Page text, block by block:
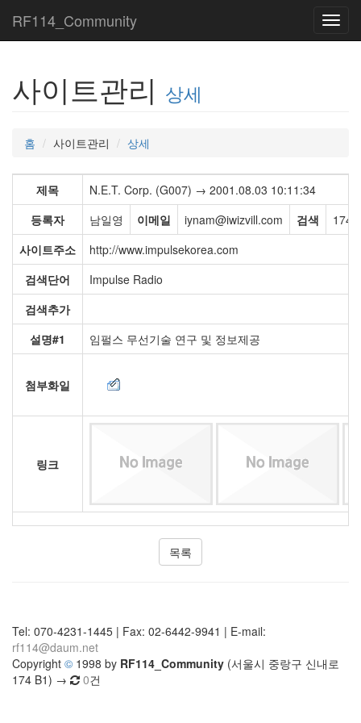
RF114_Community
사이트관리 상세
홈 사이트관리 상세
제목
N.E.T. Corp. (G007) → 2001.08.03 10:11:34
등록자
남일영 이메일 iynam@iwizvill.com 검색
사이트주소
http://www.impulsekorea.com
검색단어
Impulse Radio
검색추가
설명#1
임펄스 무선기술 연구 및 정보제공
첨부화일
링크
목록
Tel: 070-4231-1445 | Fax: 02-6442-9941 | E-mail:
rf114@daum.net
Copyright © 1998 by RF114_Community (서울시 중랑구 신내로
174 B1) →
0건